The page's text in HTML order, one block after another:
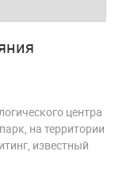
центра
на территории
известный